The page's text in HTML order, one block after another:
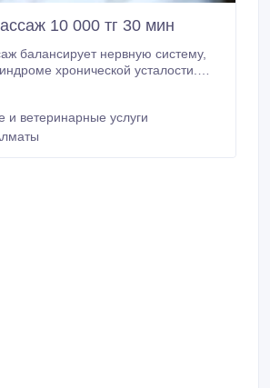
10 000 тг 30 мин
балансирует нервную систему,
хронической усталости.
Работаем по записи.
и ветеринарные услуги